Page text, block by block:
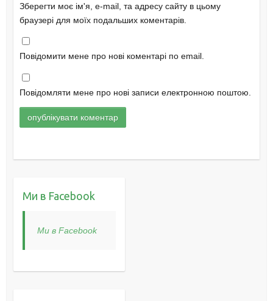
Зберегти моє ім'я, e-mail, та адресу сайту в цьому
браузері для моїх подальших коментарів.
Повідомити мене про нові коментарі по email.
Повідомляти мене про нові записи електронною поштою.
Ми в Facebook
Ми в Facebook